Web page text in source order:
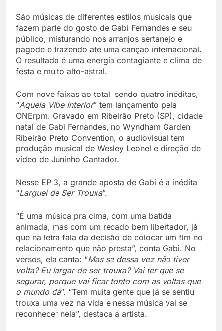
São músicas de diferentes estilos musicais que
fazem parte do gosto de Gabi Fernandes e seu
público, misturando nos arranjos sertanejo e
pagode e trazendo até uma canção internacional.
O resultado é uma energia contagiante e clima de
festa e muito alto-astral.
Com nove faixas ao total, sendo quatro inéditas,
“Aquela Vibe Interior” tem lançamento pela
ONErpm. Gravado em Ribeirão Preto (SP), cidade
natal de Gabi Fernandes, no Wyndham Garden
Ribeirão Preto Convention, o audiovisual tem
produção musical de Wesley Leonel e direção de
vídeo de Juninho Cantador.
Nesse EP 3, a grande aposta de Gabi é a inédita
“Larguei de Ser Trouxa”.
“É uma música pra cima, com uma batida
animada, mas com um recado bem libertador, já
que na letra fala da decisão de colocar um fim no
relacionamento que não presta”, conta Gabi. No
versos, ela canta: “Mas se dessa vez não tiver
volta? Eu largar de ser trouxa? Vai ter que se
segurar, porque vai ficar tonto com as voltas que
o mundo dá”. “Tem muita gente que já se sentiu
trouxa uma vez na vida e nessa música vai se
reconhecer nela”, destaca a artista.